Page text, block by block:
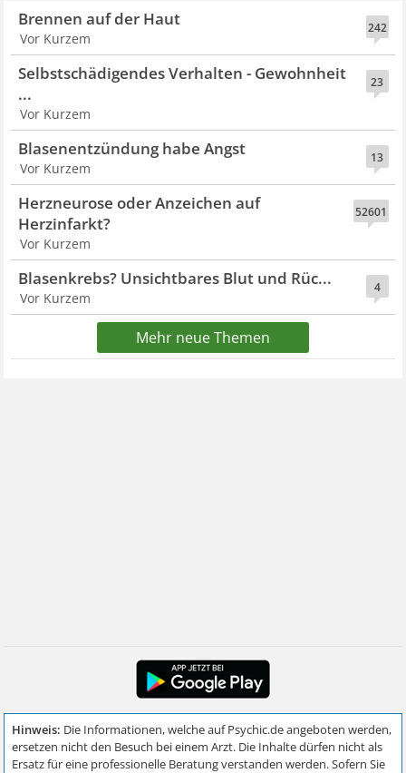
242
Brennen auf der Haut
Vor Kurzem
23
Selbstschädigendes Verhalten - Gewohnheit
...
Vor Kurzem
13
Blasenentzündung habe Angst
Vor Kurzem
52601
Herzneurose oder Anzeichen auf
Herzinfarkt?
Vor Kurzem
4
Blasenkrebs? Unsichtbares Blut und Rüc...
Vor Kurzem
Mehr neue Themen